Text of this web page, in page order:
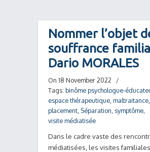
Nommer l’objet
souffrance
Dario MORALES
On 18 November 2022
/
Tags: binôme psychologue-
espace thérapeutique maltraitance
placement Séparation symptôme
visite médiatisée
Dans le cadre vaste des
médiatisées, les visites